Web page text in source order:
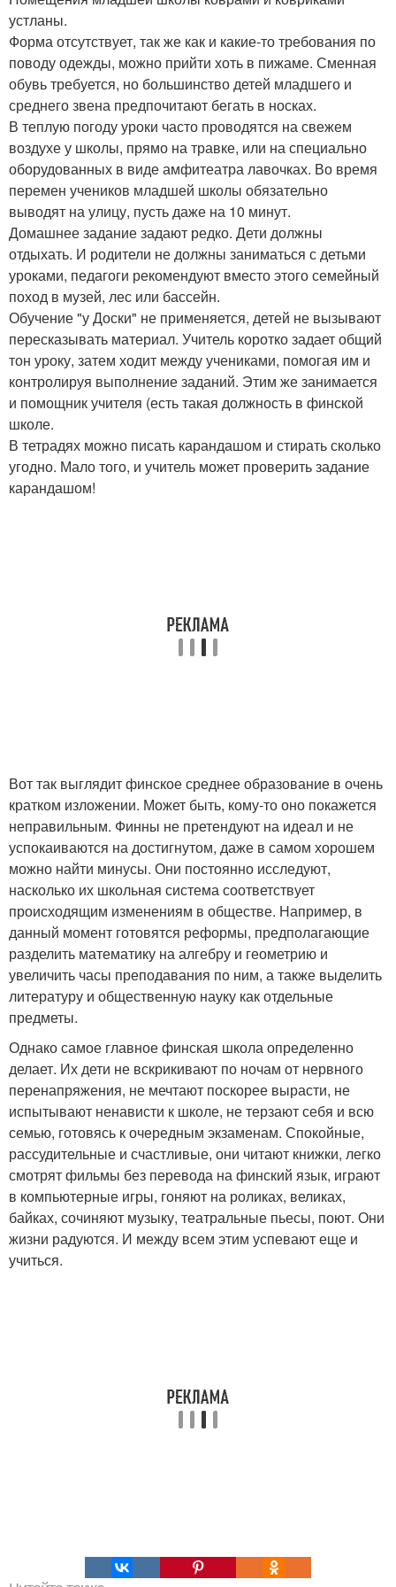
устланы.
Форма отсутствует, так же как и какие-то требования по
поводу одежды, можно прийти хоть в пижаме. Сменная
обувь требуется, но большинство детей младшего и
среднего звена предпочитают бегать в носках.
В теплую погоду уроки часто проводятся на свежем
воздухе у школы, прямо на травке, или на специально
оборудованных в виде амфитеатра лавочках. Во время
перемен учеников младшей школы обязательно
выводят на улицу, пусть даже на 10 минут.
Домашнее задание задают редко. Дети должны
отдыхать. И родители не должны заниматься с детьми
уроками, педагоги рекомендуют вместо этого семейный
поход в музей, лес или бассейн.
Обучение "у Доски" не применяется, детей не вызывают
пересказывать материал. Учитель коротко задает общий
тон уроку, затем ходит между учениками, помогая им и
контролируя выполнение заданий. Этим же занимается
и помощник учителя (есть такая должность в финской
школе.
В тетрадях можно писать карандашом и стирать сколько
угодно. Мало того, и учитель может проверить задание
карандашом!
Вот так выглядит финское среднее образование в очень
кратком изложении. Может быть, кому-то оно покажется
неправильным. Финны не претендуют на идеал и не
успокаиваются на достигнутом, даже в самом хорошем
можно найти минусы. Они постоянно исследуют,
насколько их школьная система соответствует
происходящим изменениям в обществе. Например, в
данный момент готовятся реформы, предполагающие
разделить математику на алгебру и геометрию и
увеличить часы преподавания по ним, а также выделить
литературу и общественную науку как отдельные
предметы.
Однако самое главное финская школа определенно
делает. Их дети не вскрикивают по ночам от нервного
перенапряжения, не мечтают поскорее вырасти, не
испытывают ненависти к школе, не терзают себя и всю
семью, готовясь к очередным экзаменам. Спокойные,
рассудительные и счастливые, они читают книжки, легко
смотрят фильмы без перевода на финский язык, играют
в компьютерные игры, гоняют на роликах, великах,
байках, сочиняют музыку, театральные пьесы, поют. Они
жизни радуются. И между всем этим успевают еще и
учиться.